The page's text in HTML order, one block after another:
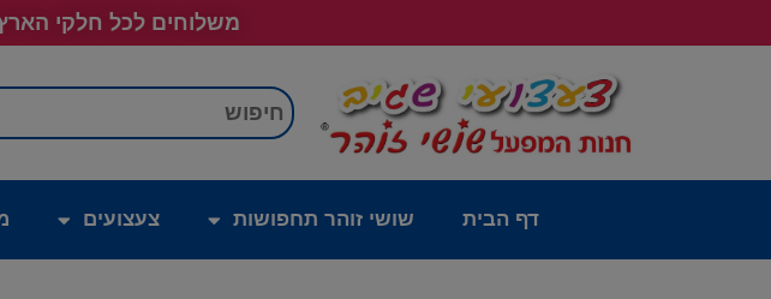
משלוחים לכל חלקי הארץ!!! טל:
דף הבית שושי זוהר תחפושות צעצועים